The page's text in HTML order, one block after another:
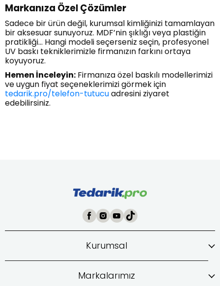
Markanıza Özel Çözümler
Sadece bir ürün değil, kurumsal kimliğinizi tamamlayan
bir aksesuar sunuyoruz. MDF’nin şıklığı veya plastiğin
pratikliği... Hangi modeli seçerseniz seçin, profesyonel
UV baskı tekniklerimizle firmanızın farkını ortaya
koyuyoruz.
Hemen İnceleyin: Firmanıza özel baskılı modellerimizi
ve uygun fiyat seçeneklerimizi görmek için
tedarik.pro/telefon-tutucuadresini ziyaret
edebilirsiniz.
Kurumsal
Markalarımız